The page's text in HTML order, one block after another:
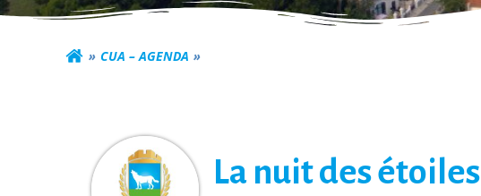
CUA – AGENDA
La nuit des étoiles